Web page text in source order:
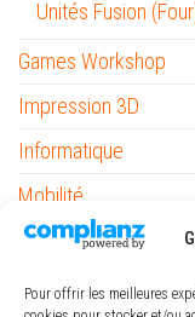
Pour offrir les meilleures
Unités Fusion
Games Workshop
Impression 3D
Informatique
Mobilité
Outils
Papeterie / Bureau